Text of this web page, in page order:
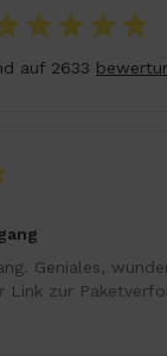
auf 2633
Geniales,
Link zur